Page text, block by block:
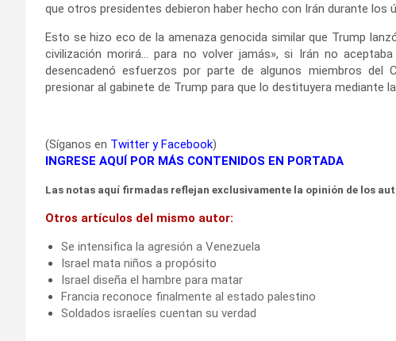
que otros presidentes debieron haber hecho con Irán durante los
Esto se hizo eco de la amenaza genocida similar que Trump
civilización morirá… para no volver jamás», si Irán no
desencadenó esfuerzos por parte de algunos miembros del
presionar al gabinete de Trump para que lo destituyera mediante la
(Síganos en Twitter yFacebook)
INGRESE AQUÍ POR MÁS CONTENIDOS EN PORTADA
Las notas aquí firmadas reflejan exclusivamente la opinión de los
Otros artículos del mismo autor:
Se intensifica la agresión a Venezuela
Israel mata niños a propósito
Israel diseña el hambre para matar
Francia reconoce finalmente al estado palestino
Soldados israelíes cuentan su verdad